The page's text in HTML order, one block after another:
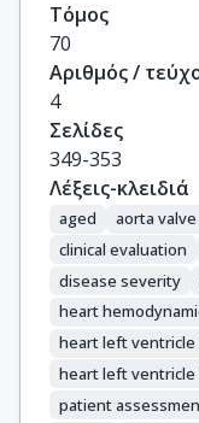
Τόμος
70
Αριθμός /
4
Σελίδες
349-353
Λέξεις-κλειδιά
aged aorta
clinical evaluation
disease severity
heart
heart left
heart left
patient